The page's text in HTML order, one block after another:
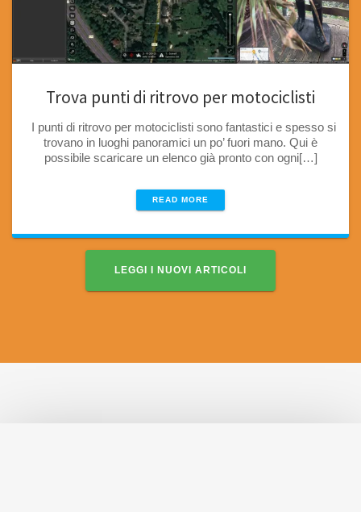
Trova punti di ritrovo per motociclisti
I punti di ritrovo per motociclisti sono fantastici e spesso si
trovano in luoghi panoramici un po’ fuori mano. Qui è
possibile scaricare un elenco già pronto con ogni[…]
READ MORE
LEGGI I NUOVI ARTICOLI